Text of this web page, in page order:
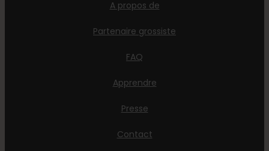
A propos de
Partenaire grossiste
FAQ
Apprendre
Presse
Contact